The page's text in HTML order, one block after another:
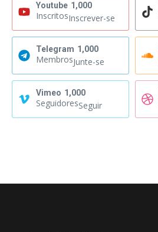
Youtube 1,000
InscritosInscrever-se
Telegram 1,000
MembrosJunte-se
Vimeo 1,000
SeguidoresSeguir